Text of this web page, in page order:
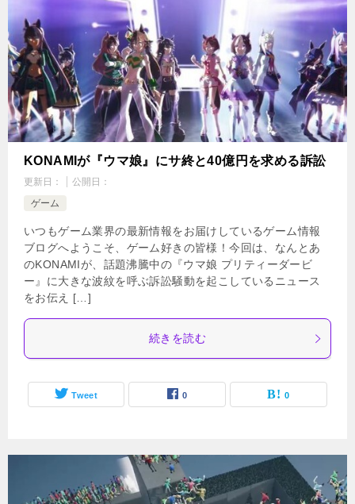
KONAMIが『ウマ娘』にサ終と40億円を求める訴訟
更新日：
公開日：
ゲーム
いつもゲーム業界の最新情報をお届けしているゲーム情報
ブログへようこそ、ゲーム好きの皆様！今回は、なんとあ
のKONAMIが、話題沸騰中の『ウマ娘 プリティーダービ
ー』に大きな波紋を呼ぶ訴訟騒動を起こしているニュース
をお伝え […]
続きを読む
Tweet 0 0